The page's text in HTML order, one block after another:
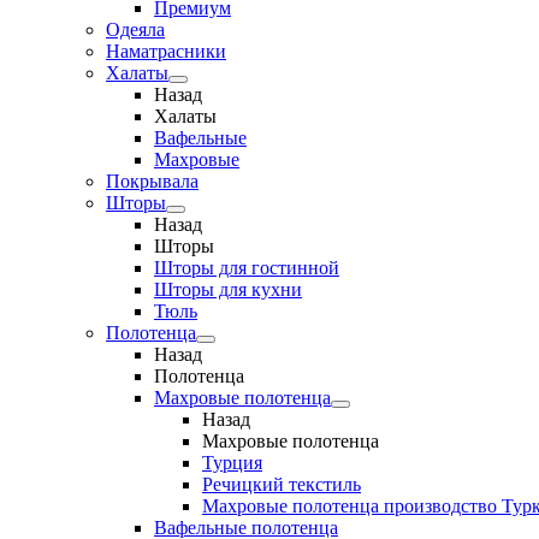
Премиум
Одеяла
Наматрасники
Халаты
Назад
Халаты
Вафельные
Махровые
Покрывала
Шторы
Назад
Шторы
Шторы для гостинной
Шторы для кухни
Тюль
Полотенца
Назад
Полотенца
Махровые полотенца
Назад
Махровые полотенца
Турция
Речицкий текстиль
Махровые полотенца производство
Вафельные полотенца